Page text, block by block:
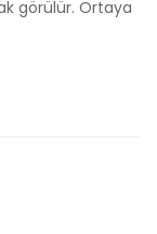
görülür. Ortaya